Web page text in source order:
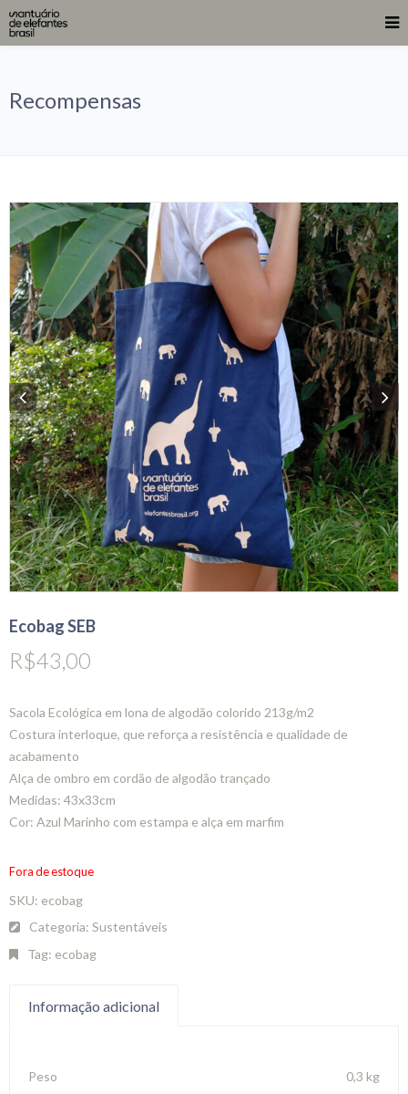
Recompensas
Ecobag SEB
R$43,00
Sacola Ecológica em lona de algodão colorido 213g/m2
Costura interloque, que reforça a resistência e qualidade de
acabamento
Alça de ombro em cordão de algodão trançado
Medidas: 43x33cm
Cor: Azul Marinho com estampa e alça em marfim
Fora de estoque
SKU: ecobag
Categoria: Sustentáveis
Tag: ecobag
Informação adicional
Peso 0,3 kg